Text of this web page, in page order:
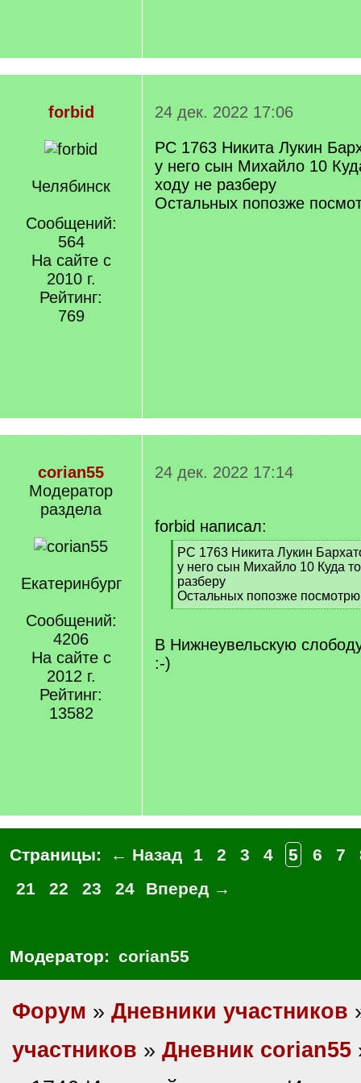
forbid
Челябинск
Сообщений:
564
На сайте с
2010 г.
Рейтинг:
769
24 дек. 2022 17:06
РС 1763 Никита Лукин
у него сын Михайло 10
ходу не разберу
Остальных попозже
corian55
Модератор
раздела
Екатеринбург
Сообщений:
4206
На сайте с
2012 г.
Рейтинг:
13582
24 дек. 2022 17:14
forbid написал:
[
q
]
РС 1763 Никита Лукин
у него сын Михайло 10 Куда
разберу
Остальных попозже посмотрю
[
q
]
В Нижнеувельскую
:-)
Страницы: ← Назад 1 2 3 4 5 6 7
21
22 23 24 Вперед →
Модератор: corian55
Форум » Дневники участников
участников » Дневник corian55